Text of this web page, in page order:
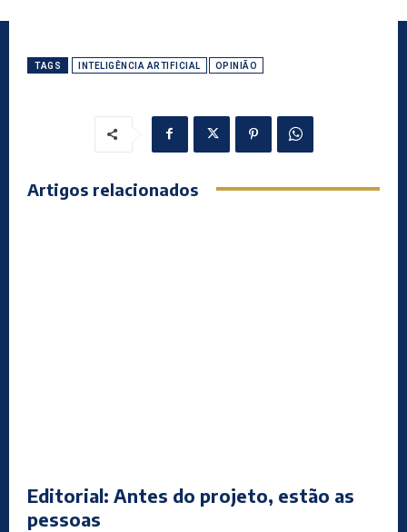
TAGS INTELIGÊNCIA ARTIFICIAL OPINIÃO
Artigos relacionados
Editorial: Antes do projeto, estão as
pessoas